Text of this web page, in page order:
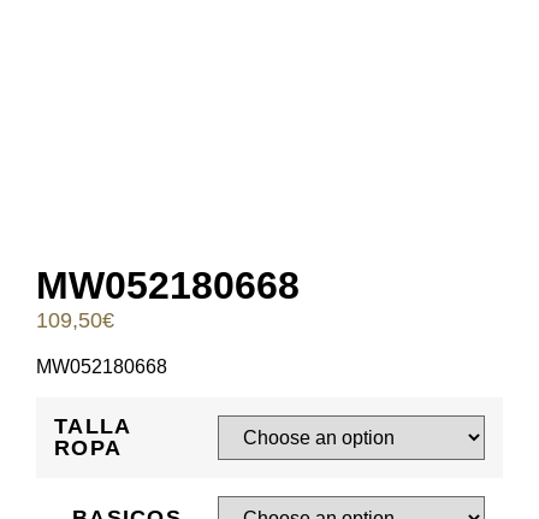
MW052180668
109,50€
MW052180668
TALLA
ROPA